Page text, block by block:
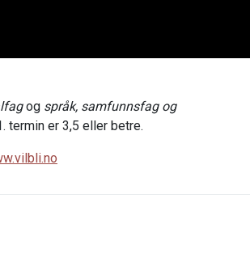
og språk, samfunnsfag og
termin er 3,5 eller betre.